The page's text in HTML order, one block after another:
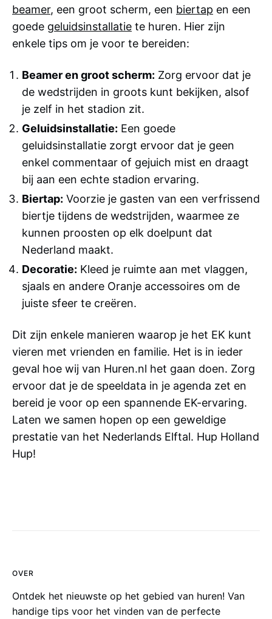
beamer, een groot scherm, een biertap en een
goede geluidsinstallatie te huren. Hier zijn
enkele tips om je voor te bereiden:
Beamer en groot scherm: Zorg ervoor dat je
de wedstrijden in groots kunt bekijken, alsof
je zelf in het stadion zit.
Geluidsinstallatie: Een goede
geluidsinstallatie zorgt ervoor dat je geen
enkel commentaar of gejuich mist en draagt
bij aan een echte stadion ervaring.
Biertap: Voorzie je gasten van een verfrissend
biertje tijdens de wedstrijden, waarmee ze
kunnen proosten op elk doelpunt dat
Nederland maakt.
Decoratie: Kleed je ruimte aan met vlaggen,
sjaals en andere Oranje accessoires om de
juiste sfeer te creëren.
Dit zijn enkele manieren waarop je het EK kunt
vieren met vrienden en familie. Het is in ieder
geval hoe wij van Huren.nl het gaan doen. Zorg
ervoor dat je de speeldata in je agenda zet en
bereid je voor op een spannende EK-ervaring.
Laten we samen hopen op een geweldige
prestatie van het Nederlands Elftal. Hup Holland
Hup!
OVER
Ontdek het nieuwste op het gebied van huren! Van
handige tips voor het vinden van de perfecte